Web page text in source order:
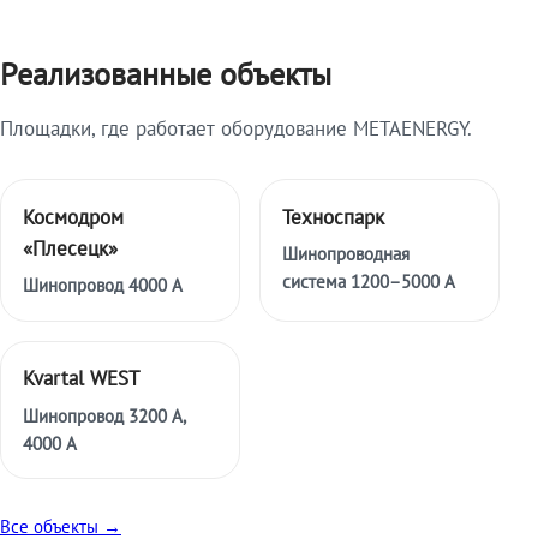
Реализованные объекты
Площадки, где работает оборудование METAENERGY.
Космодром
«Плесецк»
Шинопровод 4000 А
Техноспарк
Шинопроводная
система 1200–5000 А
Kvartal WEST
Шинопровод 3200 А,
4000 А
Все объекты →